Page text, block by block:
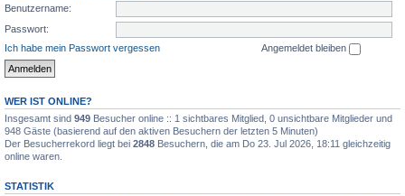
Benutzername:
Passwort:
Ich habe mein Passwort vergessen
Angemeldet bleiben
WER IST ONLINE?
Insgesamt sind 949 Besucher online :: 1 sichtbares Mitglied, 0 unsichtbare Mitglieder und
948 Gäste (basierend auf den aktiven Besuchern der letzten 5 Minuten)
Der Besucherrekord liegt bei 2848 Besuchern, die am Do 23. Jul 2026, 18:11 gleichzeitig
online waren.
STATISTIK